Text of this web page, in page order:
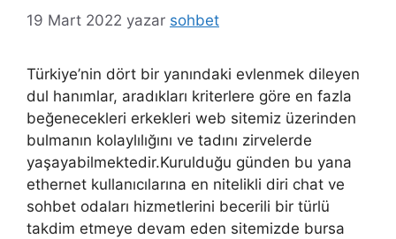
19 Mart 2022 yazar sohbet
Türkiye’nin dört bir yanındaki evlenmek dileyen
dul hanımlar, aradıkları kriterlere göre en fazla
beğenecekleri erkekleri web sitemiz üzerinden
bulmanın kolaylılığını ve tadını zirvelerde
yaşayabilmektedir.Kurulduğu günden bu yana
ethernet kullanıcılarına en nitelikli diri chat ve
sohbet odaları hizmetlerini becerili bir türlü
takdim etmeye devam eden sitemizde bursa